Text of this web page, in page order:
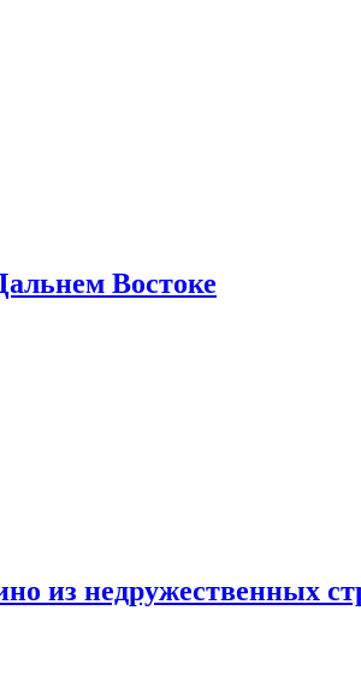
Востоке
из недружественных